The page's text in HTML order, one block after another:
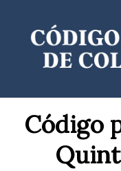
contenido
Código